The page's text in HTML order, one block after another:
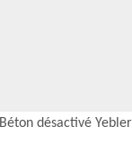
Béton désactivé